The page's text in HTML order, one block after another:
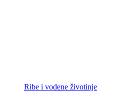
Ribe i vodene životinje